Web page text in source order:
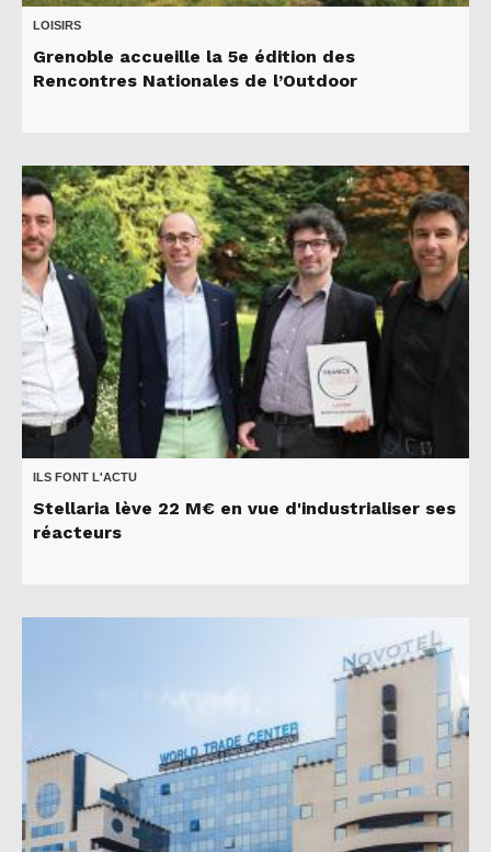
LOISIRS
Grenoble accueille la 5e édition des
Rencontres Nationales de l’Outdoor
ILS FONT L'ACTU
Stellaria lève 22 M€ en vue d'industrialiser ses
réacteurs